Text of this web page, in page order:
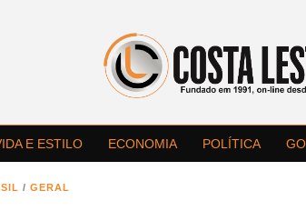
E ESTILO ECONOMIA POLÍTICA
/ GERAL